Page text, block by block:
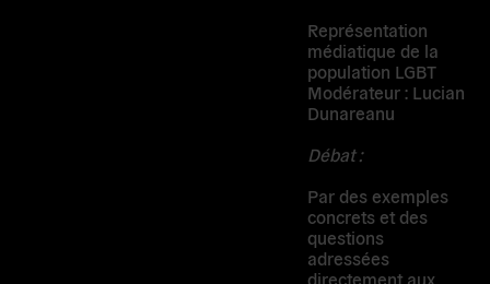
Représentation
médiatique de la
population LGBT
Modérateur : Lucian
Dunareanu
Débat :
Par des exemples
concrets et des
questions
adressées
directement aux